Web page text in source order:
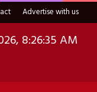
Advertise with us
8:26:37 AM